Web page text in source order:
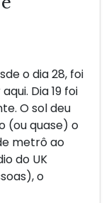
o dia 28, foi
Dia 19 foi
O sol deu
(ou quase) o
metrô ao
do UK
o